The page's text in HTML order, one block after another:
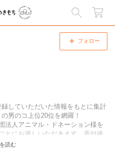
閉じる
フォロー
していただいた情報をもとに集計
男のコ上位20位を網羅！
法人アニマル・ドネーション様を
とにお渡しいただきます。寄付後
面上でも報告いたします。
読む